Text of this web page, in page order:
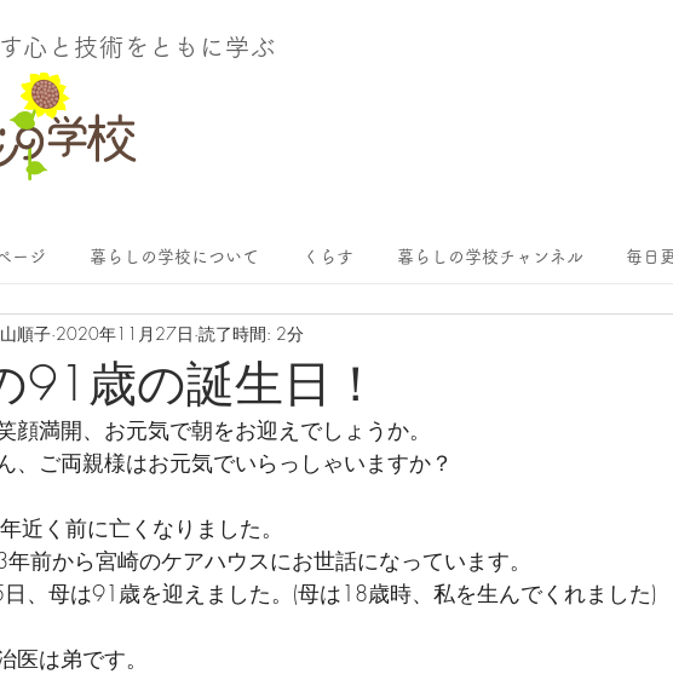
心と技術をともに学ぶ
ージ 暮らしの学校について くらす 暮らしの学校チャンネル 毎日
91歳の誕生日！
順子 2020年11月27日 読了時間: 2分
顔満開、お元気で朝をお迎えでしょうか。
、ご両親様はお元気でいらっしゃいますか？
近く前に亡くなりました。
前から宮崎のケアハウスにお世話になっています。
、母は91歳を迎えました。(母は18歳時、私を生んでくれました)
医は弟です。